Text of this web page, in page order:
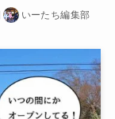
いーたち編集部